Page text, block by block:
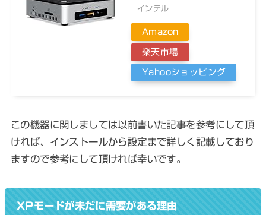
インテル
Amazon
楽天市場
Yahooショッピング
この機器に関しましては以前書いた記事を参考にして頂
ければ、インストールから設定まで詳しく記載しており
ますので参考にして頂ければ幸いです。
XPモードが未だに需要がある理由